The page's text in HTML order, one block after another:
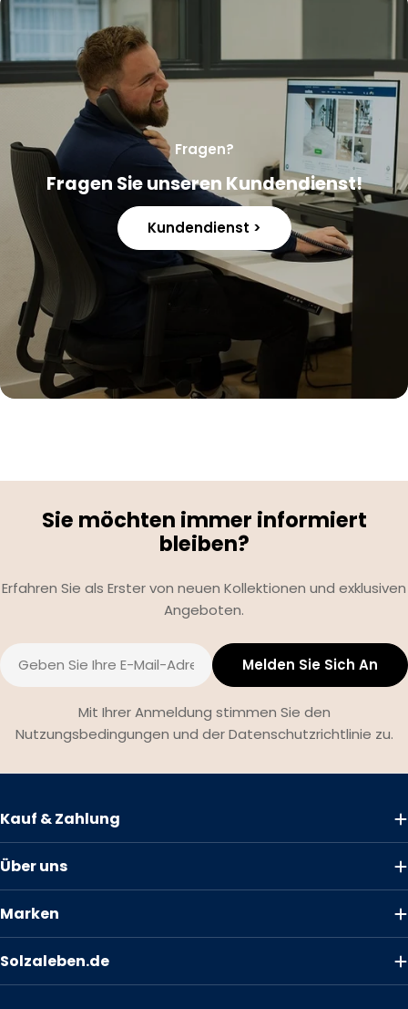
Fragen?
Fragen Sie unseren Kundendienst!
Kundendienst >
Sie möchten immer informiert
bleiben?
Erfahren Sie als Erster von neuen Kollektionen und exklusiven
Angeboten.
E-
Mail
Melden Sie Sich An
Mit Ihrer Anmeldung stimmen Sie den
Nutzungsbedingungen und der Datenschutzrichtlinie zu.
Kauf & Zahlung
Über uns
Marken
Solzaleben.de